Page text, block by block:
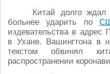
Китай долго ждал
больнее ударить по
издевательства в адрес
в Ухане. Вашингтона в
текстом обвинял
распространении